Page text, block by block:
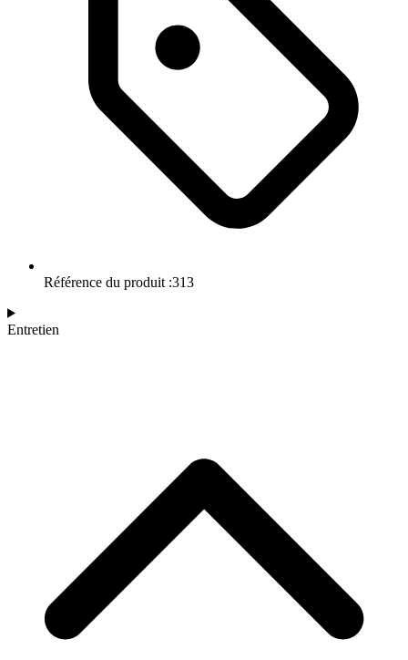
Référence du produit :313
Entretien